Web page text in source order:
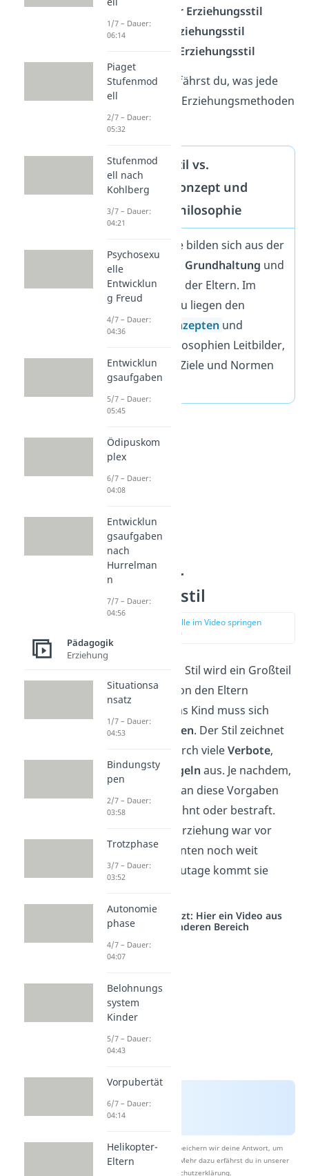
Autoritativer Erziehungsstil
Egalitärer Erziehungsstil
Permissiver Erziehungsstil
Im Folgenden erfährst du, was jede
dieser einzelnen Erziehungsmethoden
ausmacht.
Erziehungsstil vs.
Erziehungskonzept und
Erziehungsphilosophie
Erziehungsstile bilden sich aus der
erzieherischen Grundhaltung und
demVerhalten
der Eltern. Im
Gegensatz dazu liegen den
Erziehungskonzepten und
Erziehungsphilosophien Leitbilder,
pädagogische Ziele und Normen
zugrunde.
Autoritärer
Erziehungsstil
zur Stelle im Video springen
(00:51)
Beim autoritären Stil wird ein Großteil
der Aktivitäten von den Eltern
bestimmt und das Kind muss sich
ihnenunterordnen. Der Stil zeichnet
sich vor allem durch vieleVerbote,
Grenzenund Regeln aus. Je nachdem,
ob sich das Kind an diese Vorgaben
hält, wird es belohnt oder bestraft.
Diese Form der Erziehung war vor
wenigen Jahrzehnten noch weit
verbreitet, heutzutage kommt sie
Studyflix vernetzt: Hier ein Video aus
einem anderen Bereich
Nach Beantwortung speichern wir deine Antwort, um
Studyflix zu verbessern. Mehr dazu erfährst du in unserer
Datenschutzerklärung.
1/7 – Dauer:
06:14
Piaget
Stufenmod
ell
2/7 – Dauer:
05:32
Stufenmod
ell nach
Kohlberg
3/7 – Dauer:
04:21
Psychosexu
elle
Entwicklun
g Freud
4/7 – Dauer:
04:36
Entwicklun
gsaufgaben
5/7 – Dauer:
05:45
Ödipuskom
plex
6/7 – Dauer:
04:08
Entwicklun
gsaufgaben
nach
Hurrelman
n
7/7 – Dauer:
04:56
Pädagogik
Erziehung
Situationsa
nsatz
1/7 – Dauer:
04:53
Bindungsty
pen
2/7 – Dauer:
03:58
Trotzphase
3/7 – Dauer:
03:52
Autonomie
phase
4/7 – Dauer:
04:07
Belohnungs
system
Kinder
5/7 – Dauer:
04:43
Vorpubertät
6/7 – Dauer:
04:14
Helikopter-
Eltern